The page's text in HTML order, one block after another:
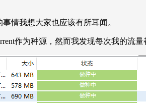
情我想大家也应该有所耳闻。
作为种源，然而我发现每次我的流